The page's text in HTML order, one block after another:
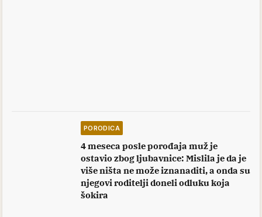
PORODICA
4 meseca posle porođaja muž je
ostavio zbog ljubavnice: Mislila je da je
više ništa ne može iznanaditi, a onda su
njegovi roditelji doneli odluku koja
šokira